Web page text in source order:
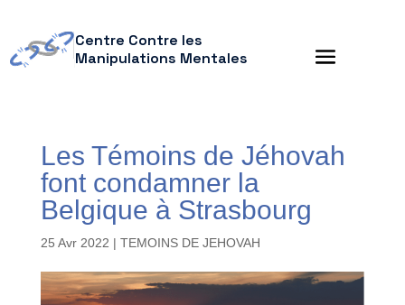
Centre Contre les
Manipulations Mentales
Les Témoins de Jéhovah
font condamner la
Belgique à Strasbourg
25 Avr 2022 | TEMOINS DE JEHOVAH